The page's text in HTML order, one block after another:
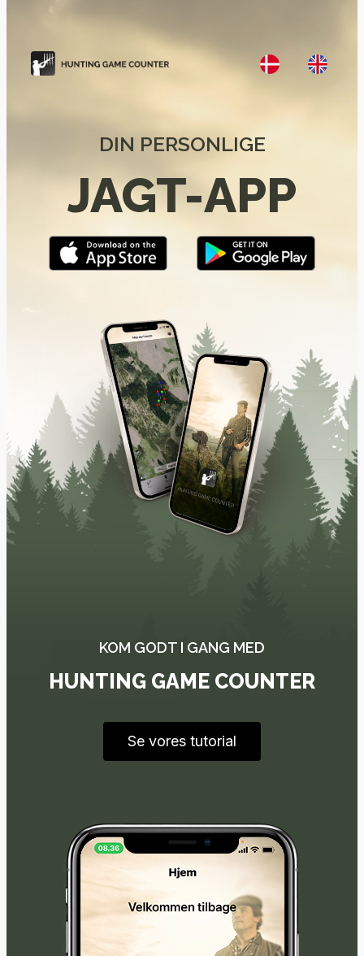
DIN PERSONLIGE
JAGT-APP
KOM GODT I GANG MED
HUNTING GAME COUNTER
Se vores tutorial